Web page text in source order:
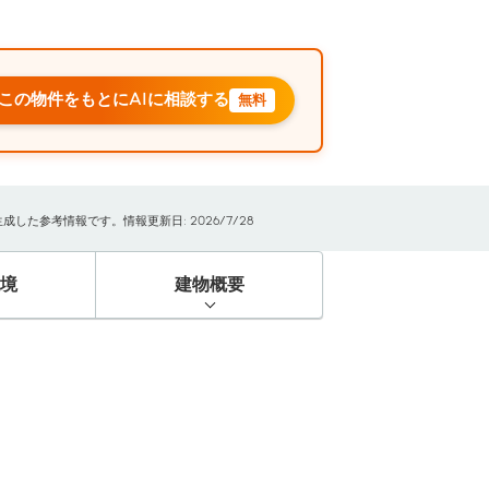
の物件をもとにAIに相談する 無料
成した参考情報です。情報更新日: 2026/7/28
建物概要